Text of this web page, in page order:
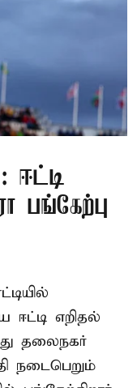
பங்கேற்பு
எறிதல்
தலைநகர்
நடைபெறும்